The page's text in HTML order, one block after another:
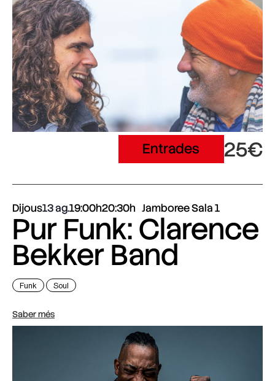
Entrades 25€
Dijous13 ag.19:00h20:30h Jamboree Sala 1
Pur Funk: Clarence
Bekker Band
Funk Soul
Saber més